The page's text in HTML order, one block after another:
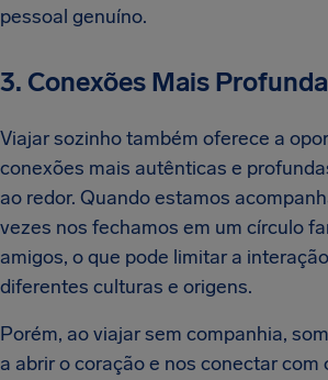
pessoal genuíno.
3. Conexões Mais
Viajar sozinho também oferece a
conexões mais autênticas e
ao redor. Quando estamos
vezes nos fechamos em um círculo
amigos, o que pode limitar a
diferentes culturas e origens.
Porém, ao viajar sem companhia,
a abrir o coração e nos conectar com